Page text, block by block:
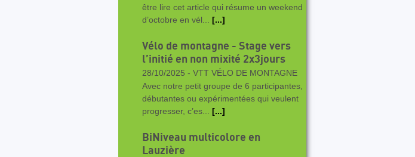
être lire cet article qui résume un weekend
d’octobre en vél... [...]
Vélo de montagne - Stage vers
l’initié en non mixité 2x3jours
28/10/2025 - VTT VÉLO DE MONTAGNE
Avec notre petit groupe de 6 participantes,
débutantes ou expérimentées qui veulent
progresser, c’es... [...]
BiNiveau multicolore en
Lauzière